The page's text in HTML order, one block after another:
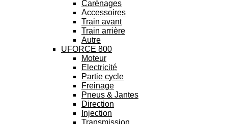
Carénages
Accessoires
Train avant
Train arrière
Autre
UFORCE 800
Moteur
Electricité
Partie cycle
Freinage
Pneus & Jantes
Direction
Injection
Transmission